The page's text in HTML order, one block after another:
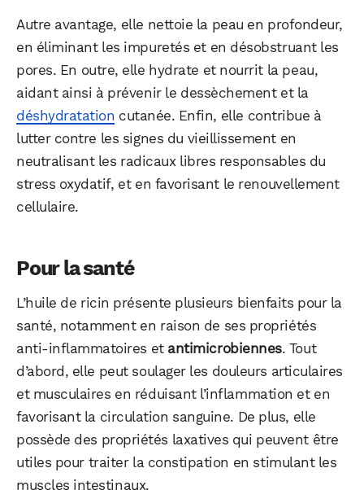
Autre avantage, elle nettoie la peau en profondeur,
en éliminant les impuretés et en désobstruant les
pores. En outre, elle hydrate et nourrit la peau,
aidant ainsi à prévenir le dessèchement et la
déshydratation cutanée. Enfin, elle contribue à
lutter contre les signes du vieillissement en
neutralisant les radicaux libres responsables du
stress oxydatif, et en favorisant le renouvellement
cellulaire.
Pour la santé
L’huile de ricin présente plusieurs bienfaits pour la
santé, notamment en raison de ses propriétés
anti-inflammatoires et antimicrobiennes. Tout
d’abord, elle peut soulager les douleurs articulaires
et musculaires en réduisant l’inflammation et en
favorisant la circulation sanguine. De plus, elle
possède des propriétés laxatives qui peuvent être
utiles pour traiter la constipation en stimulant les
muscles intestinaux.